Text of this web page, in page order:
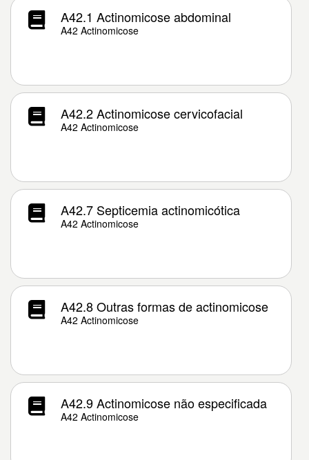
A42.1 Actinomicose abdominal
A42 Actinomicose
A42.2 Actinomicose cervicofacial
A42 Actinomicose
A42.7 Septicemia actinomicótica
A42 Actinomicose
A42.8 Outras formas de actinomicose
A42 Actinomicose
A42.9 Actinomicose não especificada
A42 Actinomicose